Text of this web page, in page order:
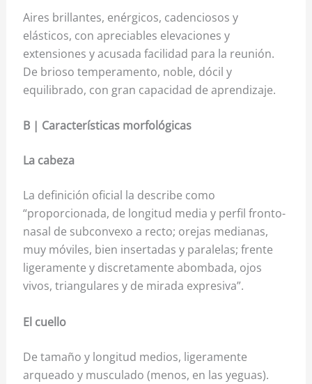
Aires brillantes, enérgicos, cadenciosos y
elásticos, con apreciables elevaciones y
extensiones y acusada facilidad para la reunión.
De brioso temperamento, noble, dócil y
equilibrado, con gran capacidad de aprendizaje.
B | Características morfológicas
La cabeza
La definición oficial la describe como
“proporcionada, de longitud media y perfil fronto-
nasal de subconvexo a recto; orejas medianas,
muy móviles, bien insertadas y paralelas; frente
ligeramente y discretamente abombada, ojos
vivos, triangulares y de mirada expresiva”.
El cuello
De tamaño y longitud medios, ligeramente
arqueado y musculado (menos, en las yeguas).